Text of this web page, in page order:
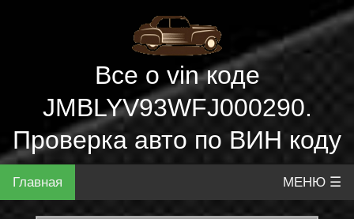
Все о vin коде
JMBLYV93WFJ000290.
Проверка авто по ВИН коду
Главная МЕНЮ ☰